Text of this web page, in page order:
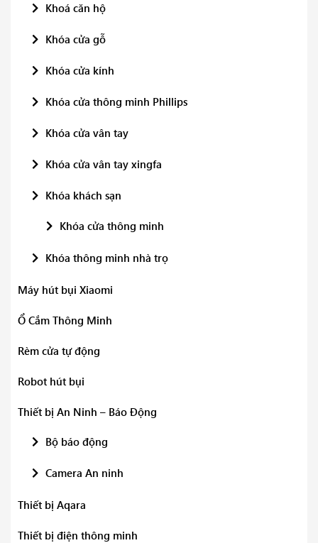
Khoá căn hộ
Khóa cửa gỗ
Khóa cửa kính
Khóa cửa thông minh Phillips
Khóa cửa vân tay
Khóa cửa vân tay xingfa
Khóa khách sạn
Khóa cửa thông minh
Khóa thông minh nhà trọ
Máy hút bụi Xiaomi
Ổ Cắm Thông Minh
Rèm cửa tự động
Robot hút bụi
Thiết bị An Ninh – Báo Động
Bộ báo động
Camera An ninh
Thiết bị Aqara
Thiết bị điện thông minh